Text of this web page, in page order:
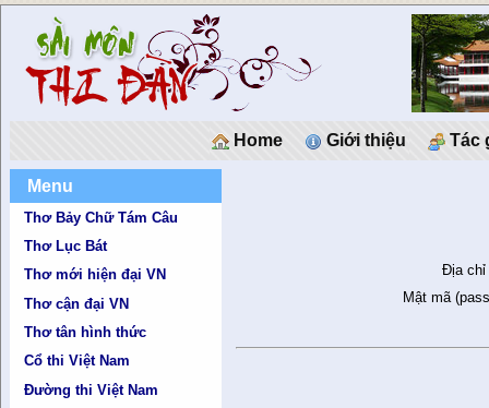
Home Giới thiệu Tác
Menu
Thơ Bảy Chữ Tám Câu
Thơ Lục Bát
Thơ mới hiện đại VN
Thơ cận đại VN
Thơ tân hình thức
Cổ thi Việt Nam
Đường thi Việt Nam
Địa chỉ
Mật mã